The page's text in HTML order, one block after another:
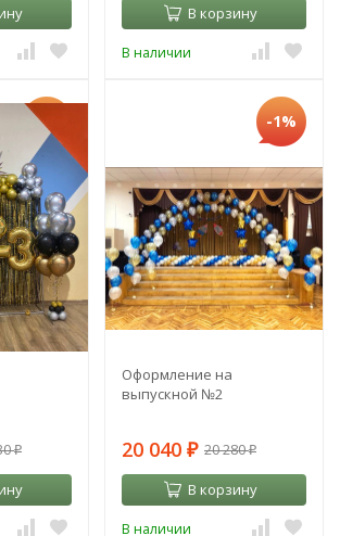
В корзину
В наличии
-2%
₽
-1%
Оформление на
выпускной №2
20 040 ₽ 20 280₽
В корзину
В наличии